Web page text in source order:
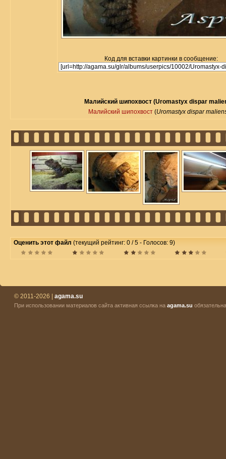
Код для вставки картинки в сообщение:
Малийский шипохвост (Uromastyx dispar
Малийский шипохвост (Uromastyx dispar
Оценить этот файл (текущий рейтинг: 0 / 5 - Голосов: 9)
© 2011-2026 | agama.su
При использовании материалов сайта активная ссылка на agama.su